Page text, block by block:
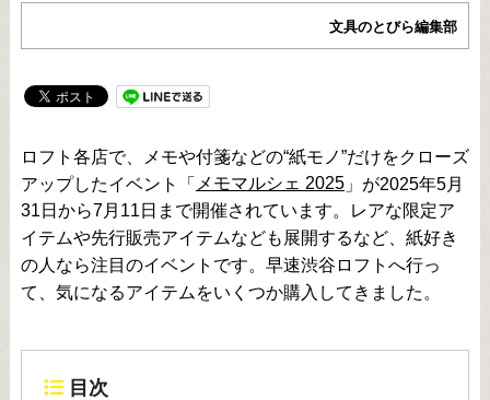
文具のとびら編集部
ロフト各店で、メモや付箋などの“紙モノ”だけをクローズ
アップしたイベント「 メモマルシェ 2025」が2025年5月
31日から7月11日まで開催されています。レアな限定ア
イテムや先行販売アイテムなども展開するなど、紙好き
の人なら注目のイベントです。早速渋谷ロフトへ行っ
て、気になるアイテムをいくつか購入してきました。
目次